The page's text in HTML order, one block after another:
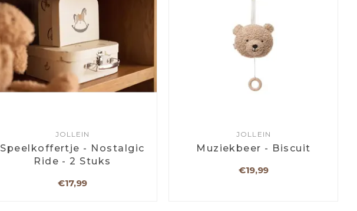
JOLLEIN
Speelkoffertje - Nostalgic
Ride - 2 Stuks
€17,99
JOLLEIN
Muziekbeer - Biscuit
€19,99